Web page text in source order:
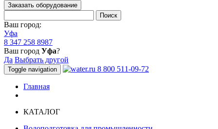
Заказать оборудование
Ваш город:
Уфа
8 347 258 8987
Ваш город Уфа?
Да Выбрать другой
Toggle navigation 8 800 511-09-72
Главная
КАТАЛОГ